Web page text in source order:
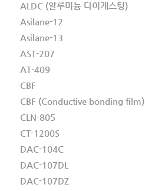
ALDC (알루미늄 다이캐스팅)
Asilane-12
Asilane-13
AST-207
AT-409
CBF
CBF (Conductive bonding film)
CLN-805
CT-1200S
DAC-104C
DAC-107DL
DAC-107DZ